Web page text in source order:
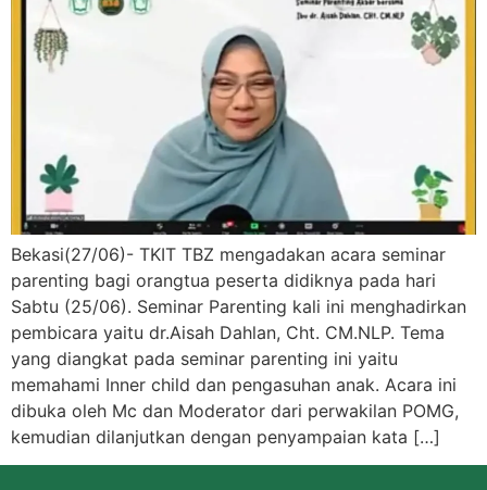
Bekasi(27/06)- TKIT TBZ mengadakan acara seminar
parenting bagi orangtua peserta didiknya pada hari
Sabtu (25/06). Seminar Parenting kali ini menghadirkan
pembicara yaitu dr.Aisah Dahlan, Cht. CM.NLP. Tema
yang diangkat pada seminar parenting ini yaitu
memahami Inner child dan pengasuhan anak. Acara ini
dibuka oleh Mc dan Moderator dari perwakilan POMG,
kemudian dilanjutkan dengan penyampaian kata […]